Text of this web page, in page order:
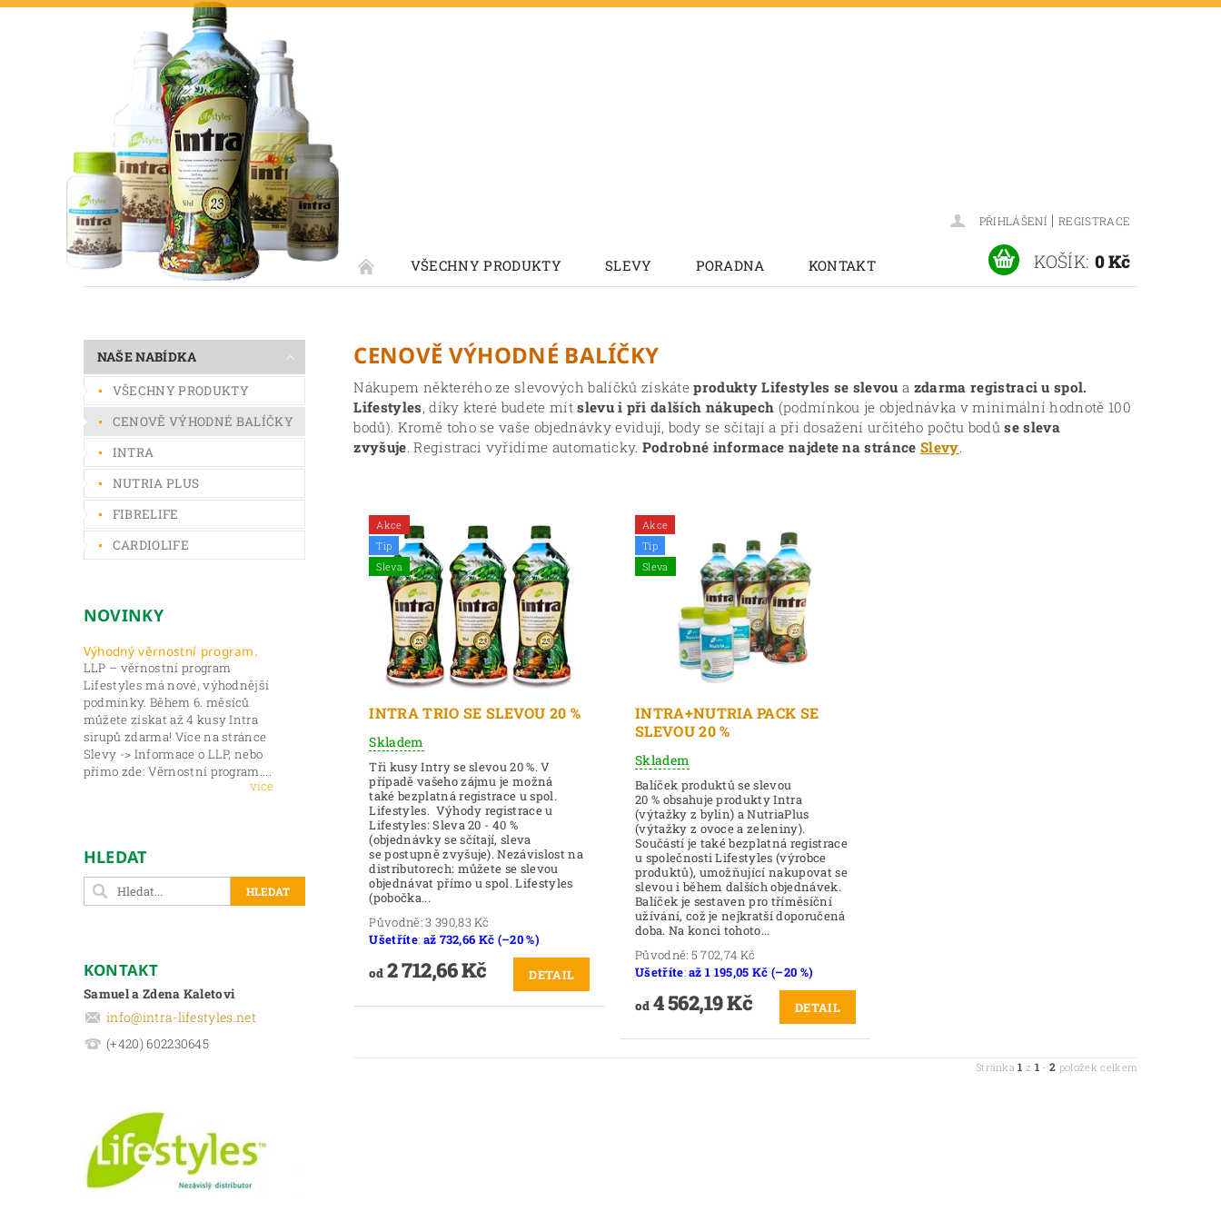
PŘIHLÁŠENÍ | REGISTRACE
KOŠÍK: 0 Kč
VŠECHNY PRODUKTY SLEVY PORADNA KONTAKT
NAŠE NABÍDKA
VŠECHNY PRODUKTY
CENOVĚ VÝHODNÉ BALÍČKY
INTRA
NUTRIA PLUS
FIBRELIFE
CARDIOLIFE
NOVINKY
Výhodný věrnostní program.
LLP – věrnostní program
Lifestyles má nové, výhodnější
podmínky. Během 6. měsíců
můžete získat až 4 kusy Intra
sirupů zdarma! Více na stránce
Slevy -> Informace o LLP, nebo
přímo zde: Věrnostní program....
více
HLEDAT
KONTAKT
Samuel a Zdena Kaletovi
info@intra-lifestyles.net
(+420) 602230645
CENOVĚ VÝHODNÉ BALÍČKY
Nákupem některého ze slevových balíčků získáteprodukty Lifestyles se slevoua zdarma registraci u spol.
Lifestyles, díky které budete mítslevu i při dalších nákupech (podmínkou je objednávka v minimální hodnotě 100
bodů). Kromě toho se vaše objednávky evidují, body se sčítají a při dosažení určitého počtu bodůse sleva
zvyšuje. Registraci vyřídíme automaticky. Podrobné informace najdete na stránceSlevy.
Akce
Tip
Sleva
INTRA TRIO SE SLEVOU 20 %
Skladem
Tři kusy Intry se slevou 20 %. V
případě vašeho zájmu je možná
také bezplatná registrace u spol.
Lifestyles. Výhody registrace u
Lifestyles: Sleva 20 - 40 %
(objednávky se sčítají, sleva
se postupně zvyšuje). Nezávislost na
distributorech: můžete se slevou
objednávat přímo u spol. Lifestyles
(pobočka...
Původně:3 390,83 Kč
Ušetříte: až 732,66 Kč (–20 %)
od2 712,66 Kč DETAIL
Akce
Tip
Sleva
INTRA+NUTRIA PACK SE
SLEVOU 20 %
Skladem
Balíček produktů se slevou
20 % obsahuje produkty Intra
(výtažky z bylin) a NutriaPlus
(výtažky z ovoce a zeleniny).
Součástí je také bezplatná registrace
u společnosti Lifestyles (výrobce
produktů), umožňující nakupovat se
slevou i během dalších objednávek.
Balíček je sestaven pro tříměsíční
užívání, což je nejkratší doporučená
doba. Na konci tohoto...
Původně: 5 702,74 Kč
Ušetříte:až 1 195,05 Kč (–20 %)
od4 562,19 Kč DETAIL
Stránka1 z 1 -2 položek celkem